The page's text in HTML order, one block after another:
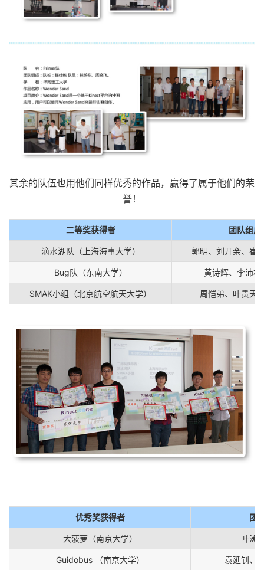
其余的队伍也用他们同样优秀的作品，赢得了属于他们的荣
誉！
二等奖获得者 团队组成
滴水湖队（上海海事大学） 郭明、刘开余、崔
Bug队（东南大学） 黄诗辉、李沛林
SMAK小组（北京航空航天大学） 周恺弟、叶贵天
优秀奖获得者 团
大菠萝（南京大学） 叶涛
Guidobus （南京大学） 袁延钊、